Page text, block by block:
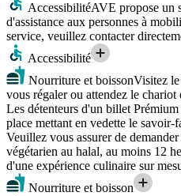
AccessibilitéAVE propose un
d'assistance aux personnes à
service, veuillez contacter
Accessibilité
Nourriture et boissonVisitez
vous régaler ou attendez le
Les détenteurs d'un billet
place mettant en vedette le
Veuillez vous assurer de
végétarien au halal, au moins 12
d'une expérience culinaire sur
Nourriture et boisson